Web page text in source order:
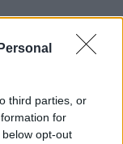
third parties, or
for
opt-out